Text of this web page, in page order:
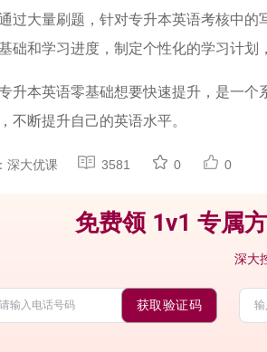
过大量刷题，针对专升本英语考核中
础和学习进度，制定个性化的学习计划
升本英语零基础想要快速提升，是一
不断提升自己的英语水平。
深大优课 3581 0 0
免费领 1v1 专属
深大
获取验证码